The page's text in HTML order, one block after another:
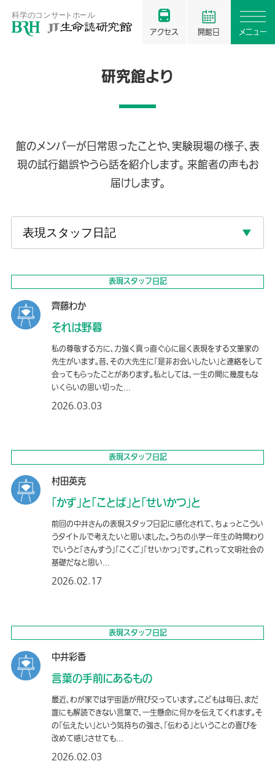
開館日 メニュー
アクセス
研究館より
館のメンバーが日常思ったことや、実験現場の様子、表
現の試行錯誤やうら話を紹介します。 来館者の声もお
届けします。
表現スタッフ日記
齊藤わか
それは野暮
私の尊敬する方に、力強く真っ直ぐ心に届く表現をする文筆家の
先生がいます。昔、その大先生に「是非お会いしたい」と連絡をして
会ってもらったことがあります。私としては、一生の間に幾度もな
いくらいの思い切った...
2026.03.03
表現スタッフ日記
村田英克
「かず」と「ことば」と「せいかつ」と
前回の中井さんの表現スタッフ日記に感化されて、ちょっとこうい
うタイトルで考えたいと思いました。うちの小学一年生の時間わり
でいうと「さんすう」「こくご」「せいかつ」です。これって文明社会の
基礎だなと思い...
2026.02.17
表現スタッフ日記
中井彩香
言葉の手前にあるもの
最近、わが家では宇宙語が飛び交っています。こどもは毎日、まだ
誰にも解読できない言葉で、一生懸命に何かを伝えてくれます。そ
の「伝えたい」という気持ちの強さ、「伝わる」ということの喜びを
改めて感じさせても...
2026.02.03